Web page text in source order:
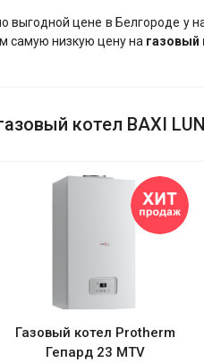
выгодной цене в Белгороде у
самую низкую цену на газовый
котел BAXI
Газовый котел Protherm
Гепард 23 MTV